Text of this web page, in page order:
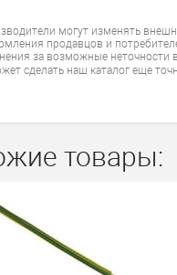
могут изменять
продавцов и
за возможные неточности
сделать наш каталог еще
товары: